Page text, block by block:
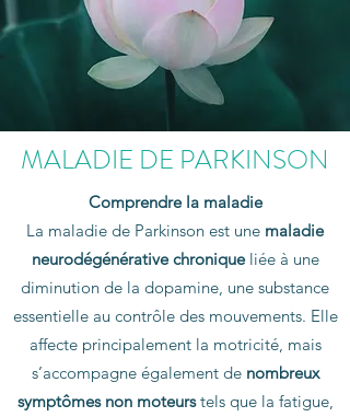
MALADIE DE PARKINSON
Comprendre la maladie
La maladie de Parkinson est une maladie
neurodégénérative chroniqueliée à une
diminution de la dopamine, une substance
essentielle au contrôle des mouvements. Elle
affecte principalement la motricité, mais
s’accompagne également de nombreux
symptômes non moteurstels que la fatigue,